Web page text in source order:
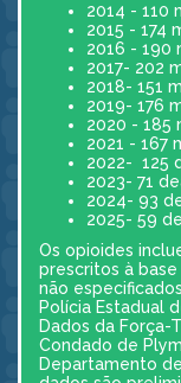
2014 - 110
2015 - 174
2016 - 190
2017- 202
2018- 151
2019- 176
2020 - 185
2021 - 167
2022- 125
2023- 71
2024- 93
2025- 59
Os opioides
prescritos à
não
Polícia Estadual
Dados da Força-
Condado de
Departamento